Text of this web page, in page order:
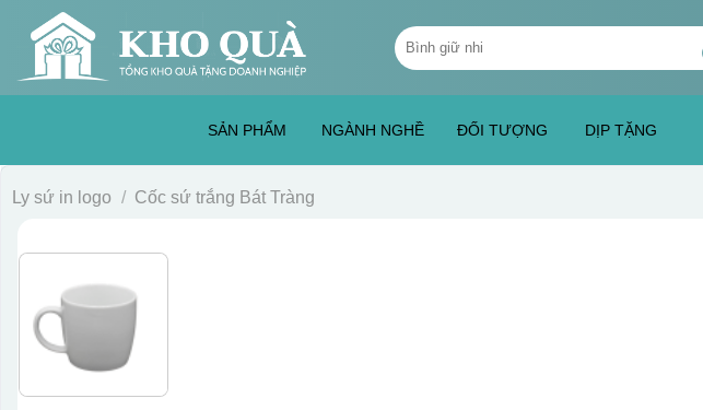
content
Tìm
kiếm:
SẢN PHẨM NGÀNH NGHỀ ĐỐI TƯỢNG DỊP TẶNG
Ly sứ in logo / Cốc sứ trắng Bát Tràng